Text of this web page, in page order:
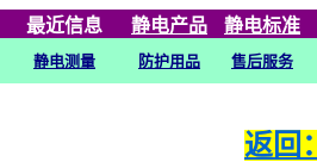
最近信息 静电产品 静电标准
静电测量 防护用品
售后服务
返回